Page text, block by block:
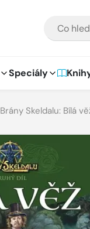
Speciály
Brány Skeldalu: Bílá